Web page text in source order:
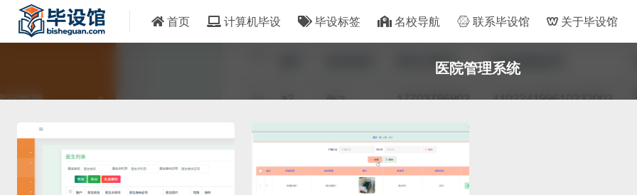
首页 计算机毕设 毕设标签 名校导航 联系毕设馆 关于毕设馆
医院管理系统